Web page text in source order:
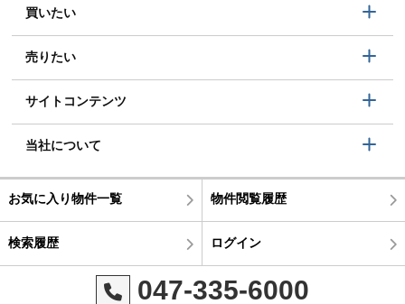
買いたい
売りたい
サイトコンテンツ
当社について
お気に入り物件一覧 物件閲覧履歴
検索履歴 ログイン
047-335-6000